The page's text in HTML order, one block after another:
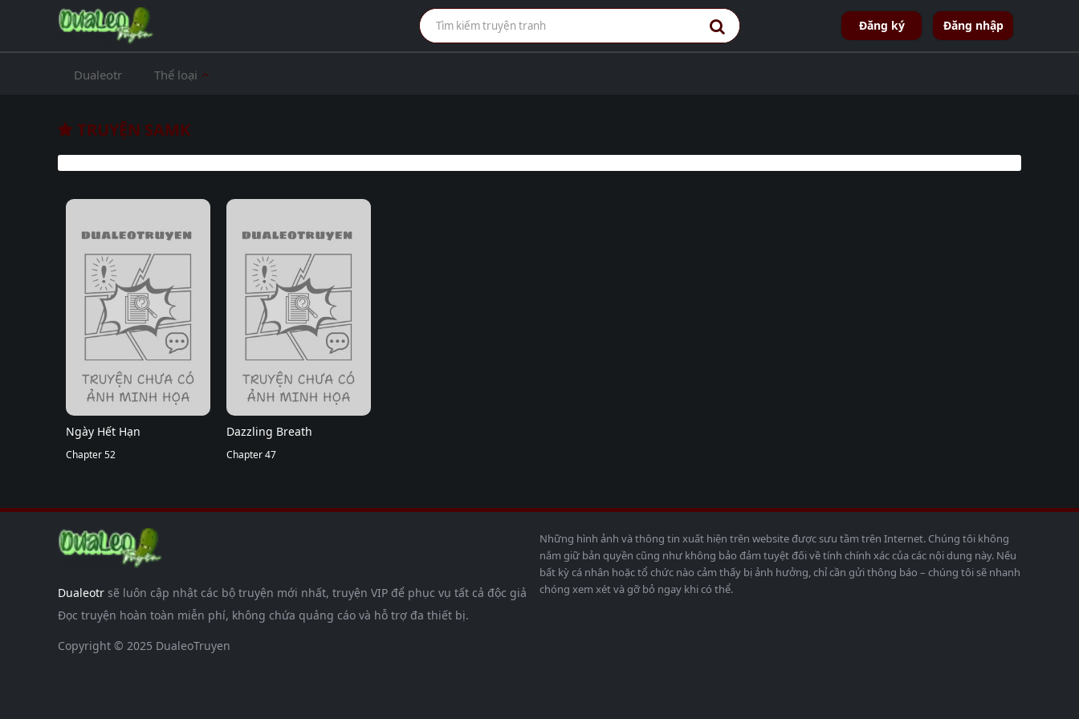
Đăng ký Đăng nhập
Dualeotr Thể loại
TRUYỆN SAMK
Ngày Hết Hạn
Chapter 52
Dazzling Breath
Chapter 47
Dualeotr sẽ luôn cập nhật các bộ truyện mới nhất, truyện VIP để phục vụ tất cả độc giả
Đọc truyện hoàn toàn miễn phí, không chứa quảng cáo và hỗ trợ đa thiết bị.
Copyright © 2025 DualeoTruyen
Những hình ảnh và thông tin xuất hiện trên website được sưu tầm trên Internet. Chúng tôi không
nắm giữ bản quyền cũng như không bảo đảm tuyệt đối về tính chính xác của các nội dung này. Nếu
bất kỳ cá nhân hoặc tổ chức nào cảm thấy bị ảnh hưởng, chỉ cần gửi thông báo – chúng tôi sẽ nhanh
chóng xem xét và gỡ bỏ ngay khi có thể.